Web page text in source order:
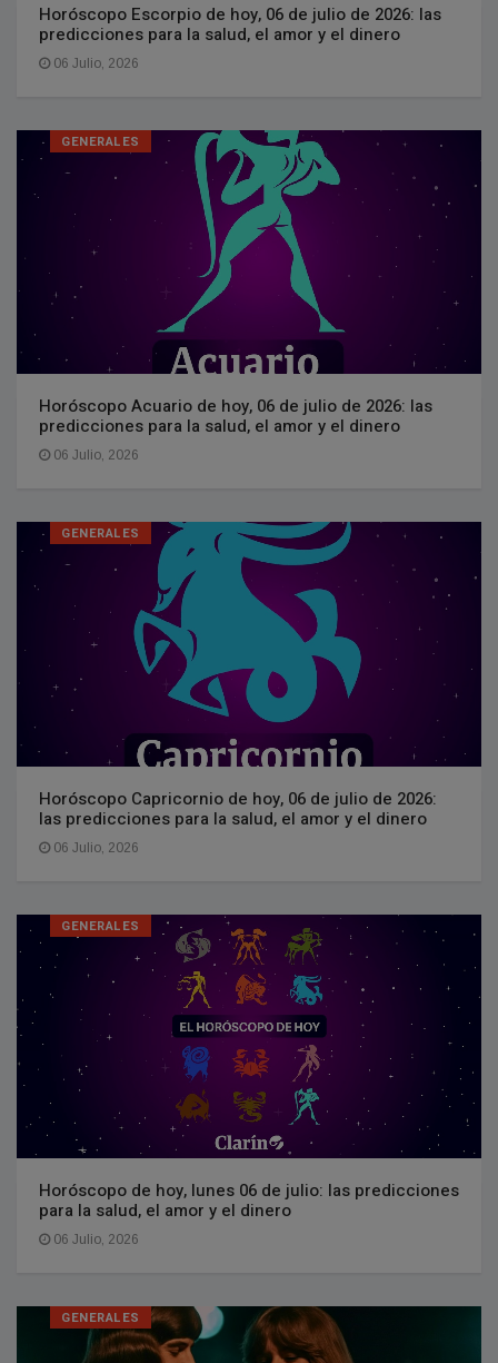
Horóscopo Escorpio de hoy, 06 de julio de 2026: las
predicciones para la salud, el amor y el dinero
06 Julio, 2026
GENERALES
Horóscopo Acuario de hoy, 06 de julio de 2026: las
predicciones para la salud, el amor y el dinero
06 Julio, 2026
GENERALES
Horóscopo Capricornio de hoy, 06 de julio de 2026:
las predicciones para la salud, el amor y el dinero
06 Julio, 2026
GENERALES
Horóscopo de hoy, lunes 06 de julio: las predicciones
para la salud, el amor y el dinero
06 Julio, 2026
GENERALES